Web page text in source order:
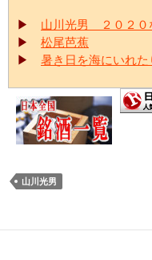
▶ 山川光男 ２０２０
▶ 松尾芭蕉
▶ 暑き日を海にいれた
山川光男